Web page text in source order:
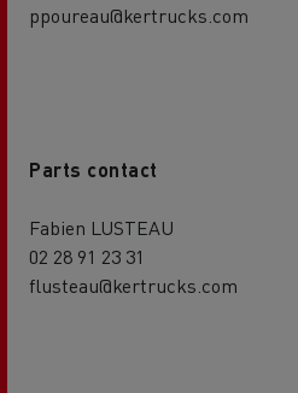
ppoureau@kertrucks.com
Parts contact
Fabien LUSTEAU
02 28 91 23 31
flusteau@kertrucks.com